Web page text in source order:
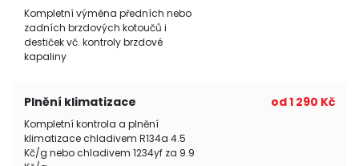
Kompletní výměna předních nebo
zadních brzdových kotoučů i
destiček vč. kontroly brzdové
kapaliny
Plnění klimatizace
Kompletní kontrola a plnění
klimatizace chladivem R134a 4.5
Kč/g nebo chladivem 1234yf za 9.9
od 1 290 Kč